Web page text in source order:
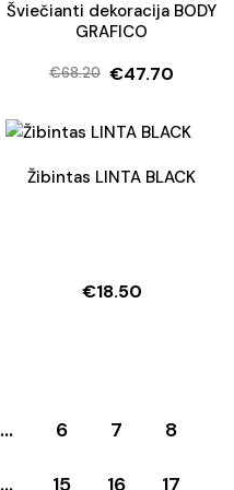
Šviečianti dekoracija BODY
GRAFICO
€68.20
Original
was:
€68.20.
€47.70
Current
is:
€47.70.
Žibintas LINTA BLACK
€18.50
… 6 7 8
… 15 16 17